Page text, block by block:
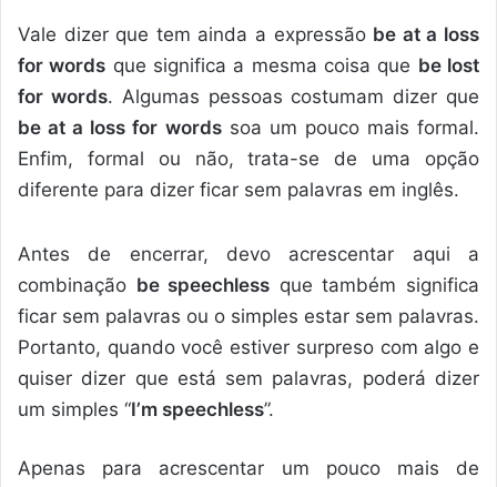
Vale dizer que tem ainda a expressão be at a loss
for words que significa a mesma coisa que be lost
for words. Algumas pessoas costumam dizer que
be at a loss for wordssoa um pouco mais formal.
Enfim, formal ou não, trata-se de uma opção
diferente para dizer ficar sem palavras em inglês.
Antes de encerrar, devo acrescentar aqui a
combinação be speechless que também significa
ficar sem palavras ou o simples estar sem palavras.
Portanto, quando você estiver surpreso com algo e
quiser dizer que está sem palavras, poderá dizer
um simples “I’m speechless”.
Apenas para acrescentar um pouco mais de